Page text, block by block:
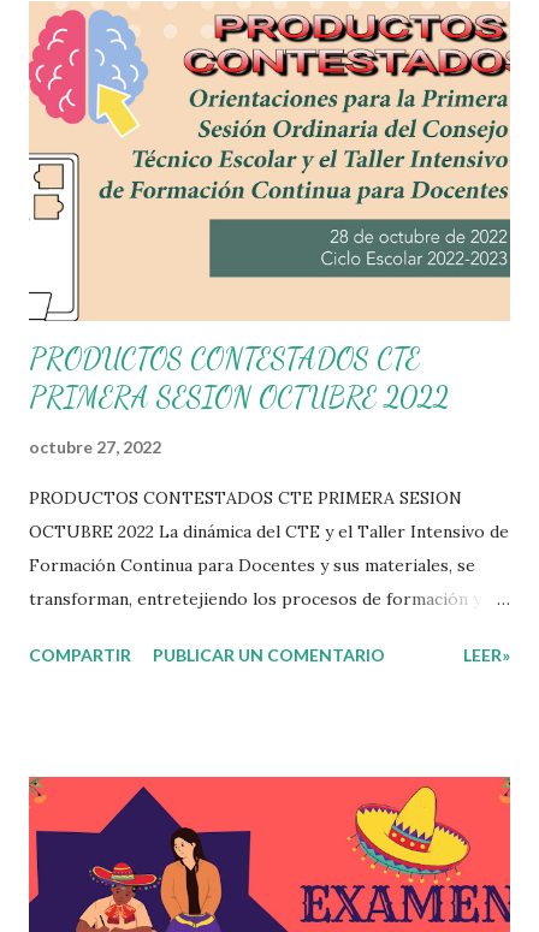
PRODUCTOS CONTESTADOS CTE
PRIMERA SESION OCTUBRE 2022
octubre 27, 2022
PRODUCTOS CONTESTADOS CTE PRIMERA SESION
OCTUBRE 2022 La dinámica del CTE y el Taller Intensivo de
Formación Continua para Docentes y sus materiales, se
transforman, entretejiendo los procesos de formación y de
una guía de trabajo a un documento orientador, el cual es
propone que el colectivo docente tome decisiones sobre
su organización, la gestión del tiempo acorde a las
necesidades de la escuela y las acciones que decidan
emprender para apropiarse y resignificar el Plan de
COMPARTIR PUBLICAR UN COMENTARIO LEER»